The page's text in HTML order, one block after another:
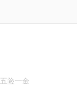
五险一金